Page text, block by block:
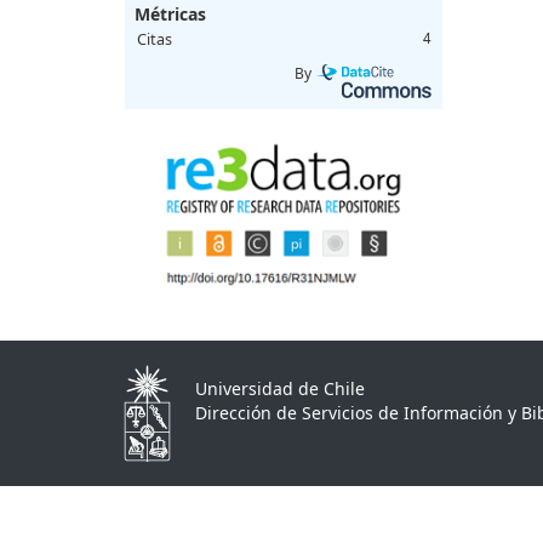
Métricas
Citas 4
By
Universidad de Chile
Dirección de Servicios de Información y